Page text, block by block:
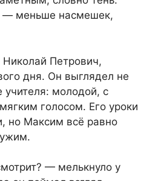
меньше насмешек,
Петрович,
дня. Он выглядел не
учителя: молодой, с
голосом. Его уроки
но Максим всё равно
— мелькнуло у